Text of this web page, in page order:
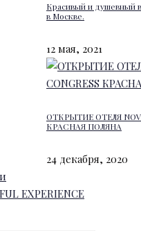
Красивый и душевный
в Москве.
12 мая, 2021
ОТКРЫТИЕ ОТЕЛЯ
КРАСНАЯ ПОЛЯНА
24 декабря, 2020
EXPERIENCE